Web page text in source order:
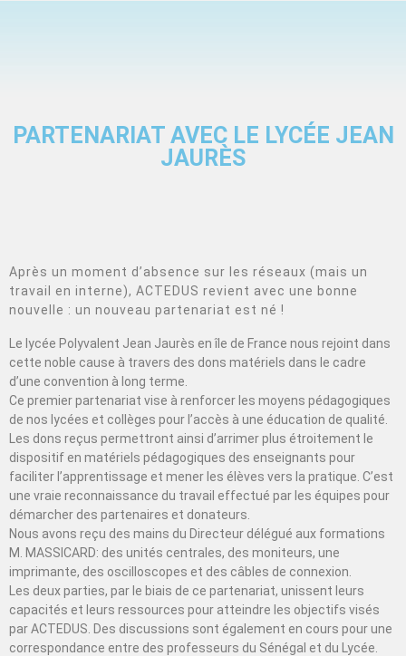
PARTENARIAT AVEC LE LYCÉE JEAN
JAURÈS
Après un moment d’absence sur les réseaux (mais un
travail en interne), ACTEDUS revient avec une bonne
nouvelle : un nouveau partenariat est né !
Le lycée Polyvalent Jean Jaurès en île de France nous rejoint dans
cette noble cause à travers des dons matériels dans le cadre
d’une convention à long terme.
Ce premier partenariat vise à renforcer les moyens pédagogiques
de nos lycées et collèges pour l’accès à une éducation de qualité.
Les dons reçus permettront ainsi d’arrimer plus étroitement le
dispositif en matériels pédagogiques des enseignants pour
faciliter l’apprentissage et mener les élèves vers la pratique. C’est
une vraie reconnaissance du travail effectué par les équipes pour
démarcher des partenaires et donateurs.
Nous avons reçu des mains du Directeur délégué aux formations
M. MASSICARD: des unités centrales, des moniteurs, une
imprimante, des oscilloscopes et des câbles de connexion.
Les deux parties, par le biais de ce partenariat, unissent leurs
capacités et leurs ressources pour atteindre les objectifs visés
par ACTEDUS. Des discussions sont également en cours pour une
correspondance entre des professeurs du Sénégal et du Lycée.